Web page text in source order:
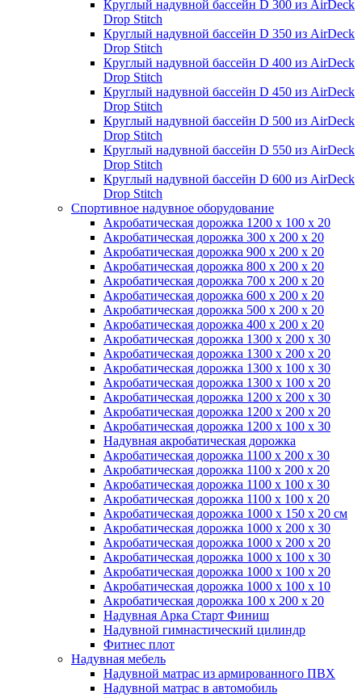
Круглый надувной бассейн D 300 из AirDeck
Drop Stitch
Круглый надувной бассейн D 350 из AirDeck
Drop Stitch
Круглый надувной бассейн D 400 из AirDeck
Drop Stitch
Круглый надувной бассейн D 450 из AirDeck
Drop Stitch
Круглый надувной бассейн D 500 из AirDeck
Drop Stitch
Круглый надувной бассейн D 550 из AirDeck
Drop Stitch
Круглый надувной бассейн D 600 из AirDeck
Drop Stitch
Спортивное надувное оборудование
Акробатическая дорожка 1200 x 100 x 20
Акробатическая дорожка 300 x 200 x 20
Акробатическая дорожка 900 x 200 x 20
Акробатическая дорожка 800 x 200 x 20
Акробатическая дорожка 700 x 200 x 20
Акробатическая дорожка 600 x 200 x 20
Акробатическая дорожка 500 x 200 x 20
Акробатическая дорожка 400 x 200 x 20
Акробатическая дорожка 1300 x 200 x 30
Акробатическая дорожка 1300 x 200 x 20
Акробатическая дорожка 1300 x 100 x 30
Акробатическая дорожка 1300 x 100 x 20
Акробатическая дорожка 1200 x 200 x 30
Акробатическая дорожка 1200 x 200 x 20
Акробатическая дорожка 1200 x 100 x 30
Надувная акробатическая дорожка
Акробатическая дорожка 1100 x 200 x 30
Акробатическая дорожка 1100 x 200 x 20
Акробатическая дорожка 1100 x 100 x 30
Акробатическая дорожка 1100 x 100 x 20
Акробатическая дорожка 1000 x 150 x 20 см
Акробатическая дорожка 1000 x 200 x 30
Акробатическая дорожка 1000 x 200 x 20
Акробатическая дорожка 1000 x 100 x 30
Акробатическая дорожка 1000 x 100 x 20
Акробатическая дорожка 1000 x 100 x 10
Акробатическая дорожка 100 x 200 x 20
Надувная Арка Старт Финиш
Надувной гимнастический цилиндр
Фитнес плот
Надувная мебель
Надувной матрас из армированного ПВХ
Надувной матрас в автомобиль